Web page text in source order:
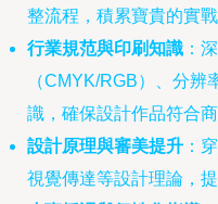
整流程，積累寶貴的實戰
行業規范與印刷知識 ：
（CMYK/RGB）、分
識，確保設計作品符合
設計原理與審美提升 ：
視覺傳達等設計理論，